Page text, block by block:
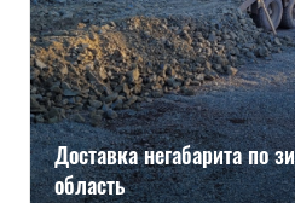
Доставка негабарита по
область